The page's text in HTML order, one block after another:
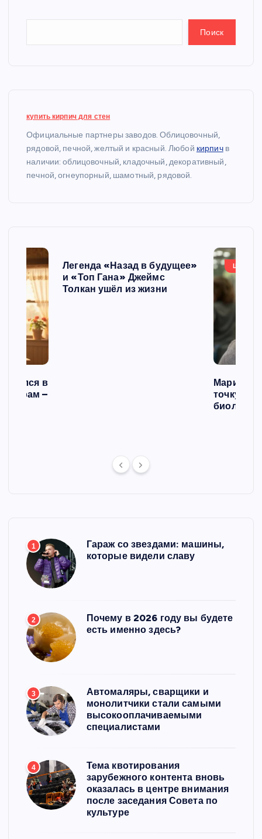
Поиск
купить кирпич для стен
Официальные партнеры заводов. Облицовочный,
рядовой, печной, желтый и красный. Любой кирпичв
наличии: облицовочный, кладочный, декоративный,
печной, огнеупорный, шамотный, рядовой.
в
–
Легенда «Назад в будущее»
и «Топ Гана» Джеймс
Толкан ушёл из жизни
Мария
точку в
1
Гараж со звездами: машины,
которые видели славу
2
Почему в 2026 году вы будете
есть именно здесь?
3
Автомаляры, сварщики и
монолитчики стали самыми
высокооплачиваемыми
специалистами
4
Тема квотирования
зарубежного контента вновь
оказалась в центре внимания
после заседания Совета по
культуре